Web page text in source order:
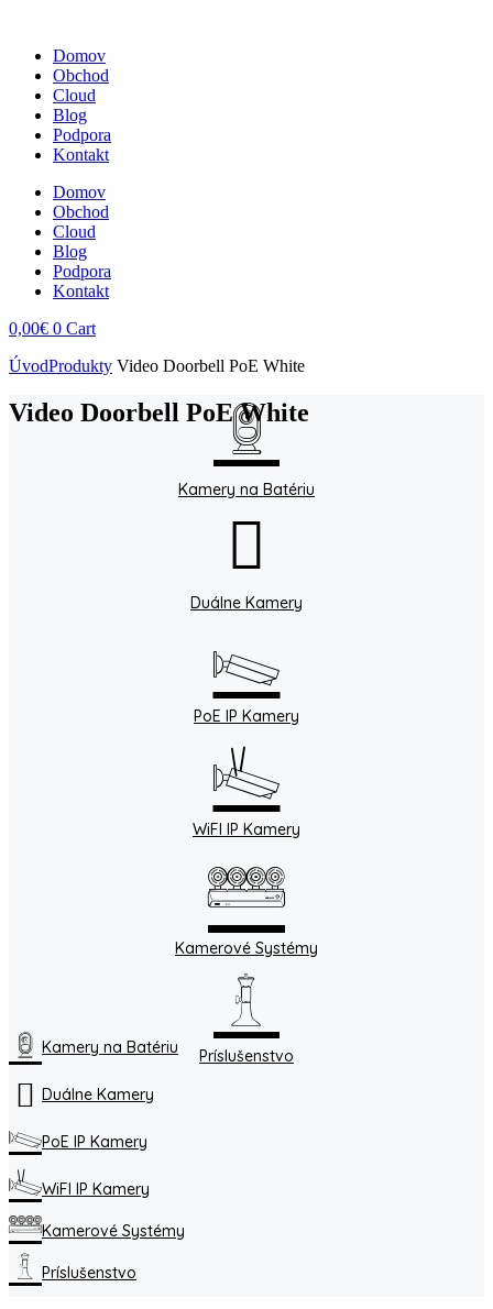
Domov
Obchod
Cloud
Blog
Podpora
Kontakt
Domov
Obchod
Cloud
Blog
Podpora
Kontakt
0,00€ 0 Cart
ÚvodProdukty Video Doorbell PoE White
Video Doorbell PoE White
Kamery na Batériu
Duálne Kamery
PoE IP Kamery
WiFI IP Kamery
Kamerové Systémy
Príslušenstvo
Kamery na Batériu
Duálne Kamery
PoE IP Kamery
WiFI IP Kamery
Kamerové Systémy
Príslušenstvo